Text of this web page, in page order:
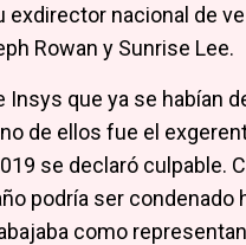
exdirector nacional de
Rowan y Sunrise Lee.
que ya se habían
de ellos fue el
se declaró culpable.
podría ser condenado
como